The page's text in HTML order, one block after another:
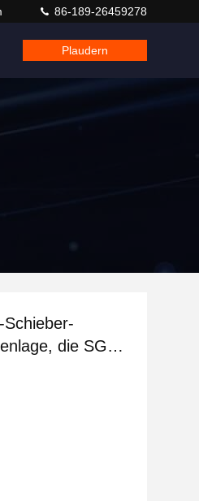
86-189-26459278
Plaudern
Schieber-
die SGIR